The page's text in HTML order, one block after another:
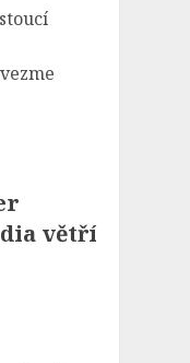
větří